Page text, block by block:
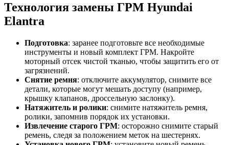
Технология замены ГРМ Hyundai
Elantra
Подготовка: заранее подготовьте все необходимые
инструменты и новый комплект ГРМ. Накройте
моторный отсек чистой тканью, чтобы защитить его от
загрязнений.
Снятие ремня: отключите аккумулятор, снимите все
детали, которые могут мешать доступу (например,
крышку клапанов, дроссельную заслонку).
Натяжитель и ролики: снимите натяжитель ремня,
ролики, запомнив порядок их установки.
Извлечение старого ГРМ: осторожно снимите старый
ремень, следя за положением меток на шестернях.